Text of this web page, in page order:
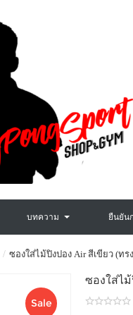
บทความ ยืนยัน
ซองใส่ไม้ปิงปอง Air สีเขียว (ทร
Sale
ซองใส่ไ